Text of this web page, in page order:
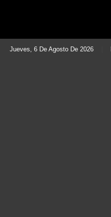
Jueves, 6 De Agosto De 2026